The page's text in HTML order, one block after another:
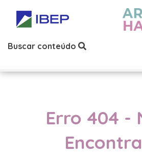
Buscar conteúdo
Erro 404 -